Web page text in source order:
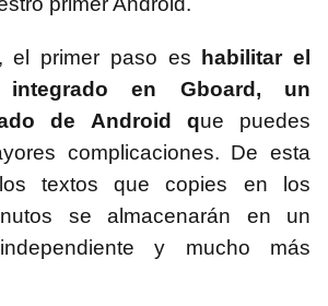
el primer paso es
habilitar el
integrado en Gboard, un
de Android que puedes
complicaciones. De esta
textos que copies en los
se almacenarán en un
y mucho más